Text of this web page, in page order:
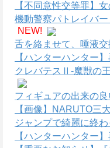
【不同意性交等罪】
機動警察パトレイバ
NEW!
舌を絡ませて、唾液
【ハンターハンター
クレバテスⅡ-魔獣の
フィギュアの出来の
【画像】NARUTO三
ジャンプで綺麗に終
【ハンターハンター